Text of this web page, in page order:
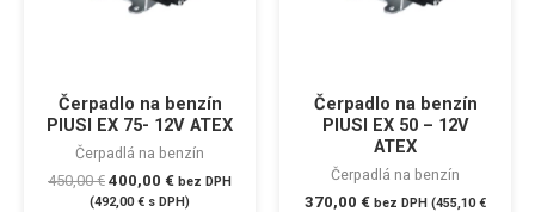
Čerpadlo na benzín
PIUSI EX 75- 12V ATEX
Čerpadlá na benzín
450,00€ 400,00 € bez DPH
(492,00€ s DPH)
Čerpadlo na benzín
PIUSI EX 50 – 12V
ATEX
Čerpadlá na benzín
370,00 € bez DPH (455,10€